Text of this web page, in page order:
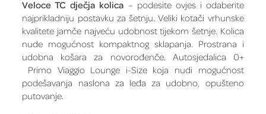
Veloce TC dječja kolica – podesite ovjes i odaberite
najprikladniju postavku za šetnju. Veliki kotači vrhunske
kvalitete jamče najveću udobnost tijekom šetnje. Kolica
nude mogućnost kompaktnog sklapanja. Prostrana i
udobna košara za novorođenče. Autosjedalica 0+
Primo Viaggio Lounge i-Size koja nudi mogućnost
podešavanja naslona za leđa za udobno, opušteno
putovanje.